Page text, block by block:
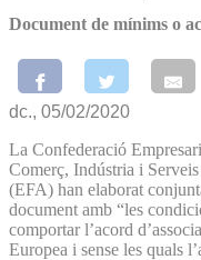
Document de mínims o
dc., 05/02/2020
La Confederació
Comerç, Indústria i
(EFA) han elaborat
document amb “les
comportar l’acord
Europea i sense les quals